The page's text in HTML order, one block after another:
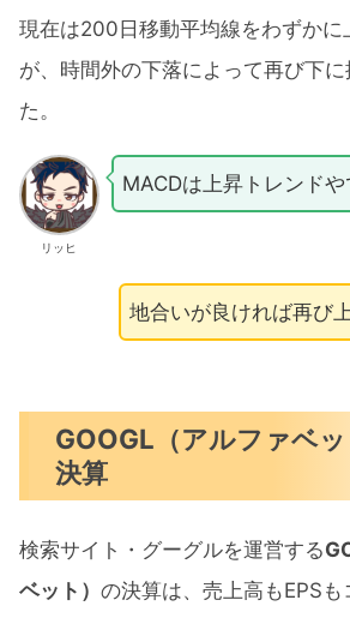
現在は200日移動平均線をわずかに
が、時間外の下落によって再び下
た。
リッヒ
MACDは上昇トレンドや
地合いが良ければ再び
GOOGL（アルファベ
決算
検索サイト・グーグルを運営する
ベット） の決算は、売上高もEPS